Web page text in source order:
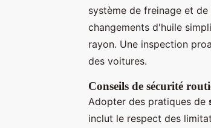
système de freinage et
changements d'huile
rayon. Une inspection
des voitures.
Conseils de sécurité
Adopter des pratiques de
inclut le respect des